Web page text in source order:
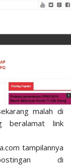
malah di
beralamat link
tampilannya
di